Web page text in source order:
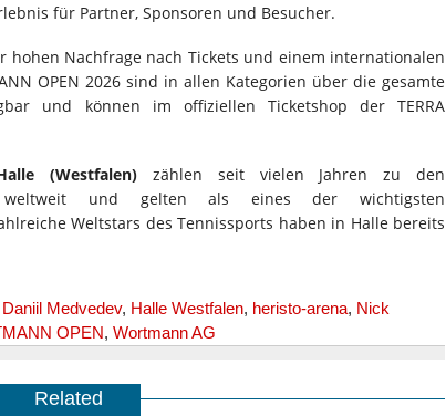
für Partner, Sponsoren und Besucher.
Nachfrage nach Tickets und einem internationalen
OPEN 2026 sind in allen Kategorien über die gesamte
und können im offiziellen Ticketshop der TERRA
(Westfalen) zählen seit vielen Jahren zu den
weltweit und gelten als eines der wichtigsten
Weltstars des Tennissports haben in Halle bereits
Daniil Medvedev, Halle Westfalen, heristo-arena, Nick
OPEN, Wortmann AG
Related